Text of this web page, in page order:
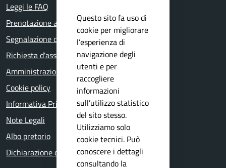
Leggi le FAQ
Prenotazione appuntamento
Segnalazione disservizio
Richiesta d'assistenza
Amministrazione trasparente
Cookie policy
Informativa Privacy
Note Legali
Albo pretorio
Dichiarazione di accessibilità
Questo sito fa uso di
cookie per migliorare
l’esperienza di
navigazione degli
utenti e per
raccogliere
informazioni
sull’utilizzo statistico
del sito stesso.
Utilizziamo solo
cookie tecnici. Può
conoscere i dettagli
consultando la